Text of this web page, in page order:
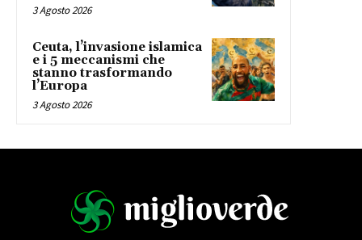
3 Agosto 2026
Ceuta, l’invasione islamica
e i 5 meccanismi che
stanno trasformando
l’Europa
3 Agosto 2026